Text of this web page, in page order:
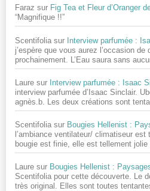
Faraz sur Fig Tea et Fleur d’Oranger
“Magnifique !!”
Scentifolia sur Interview parfumée :
j’espère que vous aurez l’occasion
prochainement. L’Eau saura sans
Laure sur Interview parfumée : Isaac
interview parfumée d’Isaac Sinclair.
agnès.b. Les deux créations sont
Scentifolia sur Bougies Hellenist :
l’ambiance ventilateur/ climatiseur
bougie est finie, elle est tellement jolie
Laure sur Bougies Hellenist :
Scentifolia pour cette découverte. Le
très original. Elles sont toutes